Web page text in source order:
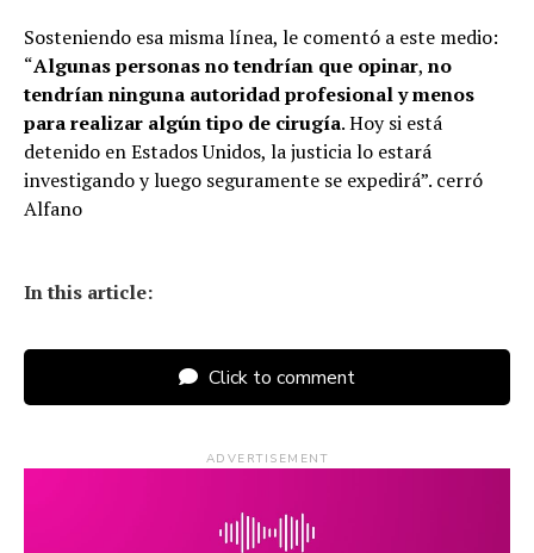
Sosteniendo esa misma línea, le comentó a este medio:
“Algunas personas no tendrían que opinar, no
tendrían ninguna autoridad profesional y menos
para realizar algún tipo de cirugía. Hoy si está
detenido en Estados Unidos, la justicia lo estará
investigando y luego seguramente se expedirá”. cerró
Alfano
In this article:
Click to comment
ADVERTISEMENT